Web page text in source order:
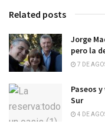
Related posts
Jorge
pero la
7 DE
Paseos
Sur
4 DE